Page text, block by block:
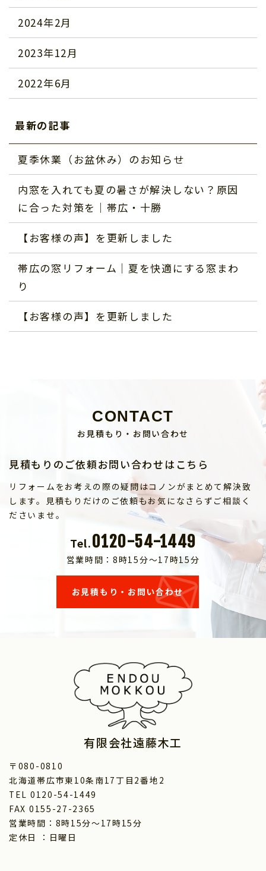
2024年2月
2023年12月
2022年6月
最新の記事
夏季休業（お盆休み）のお知らせ
内窓を入れても夏の暑さが解決しない？原因
に合った対策を｜帯広・十勝
【お客様の声】を更新しました
帯広の窓リフォーム｜夏を快適にする窓まわ
り
【お客様の声】を更新しました
CONTACT
お見積もり・お問い合わせ
見積もりのご依頼お問い合わせはこちら
リフォームをお考えの際の疑問はコノンがまとめて解決致
します。見積もりだけのご依頼もお気になさらずご相談く
ださいませ。
Tel.0120-54-1449
営業時間：8時15分～17時15分
お見積もり・お問い合わせ
有限会社遠藤木工
〒080-0810
北海道帯広市東10条南17丁目2番地2
TEL 0120-54-1449
FAX 0155-27-2365
営業時間：8時15分～17時15分
定休日 ：日曜日